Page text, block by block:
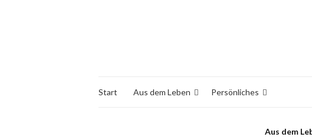
Start Aus dem Leben Persönliches
Aus dem